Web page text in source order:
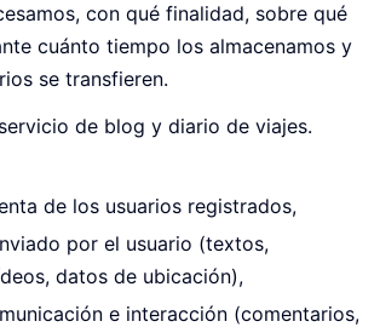
con qué finalidad, sobre qué
cuánto tiempo los almacenamos y
se transfieren.
de blog y diario de viajes.
de los usuarios registrados,
por el usuario (textos,
datos de ubicación),
e interacción (comentarios,